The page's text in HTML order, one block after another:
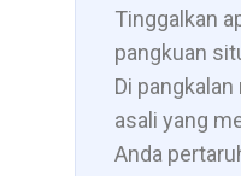
Tinggalkan
pangkuan
Di
asali yang
Anda